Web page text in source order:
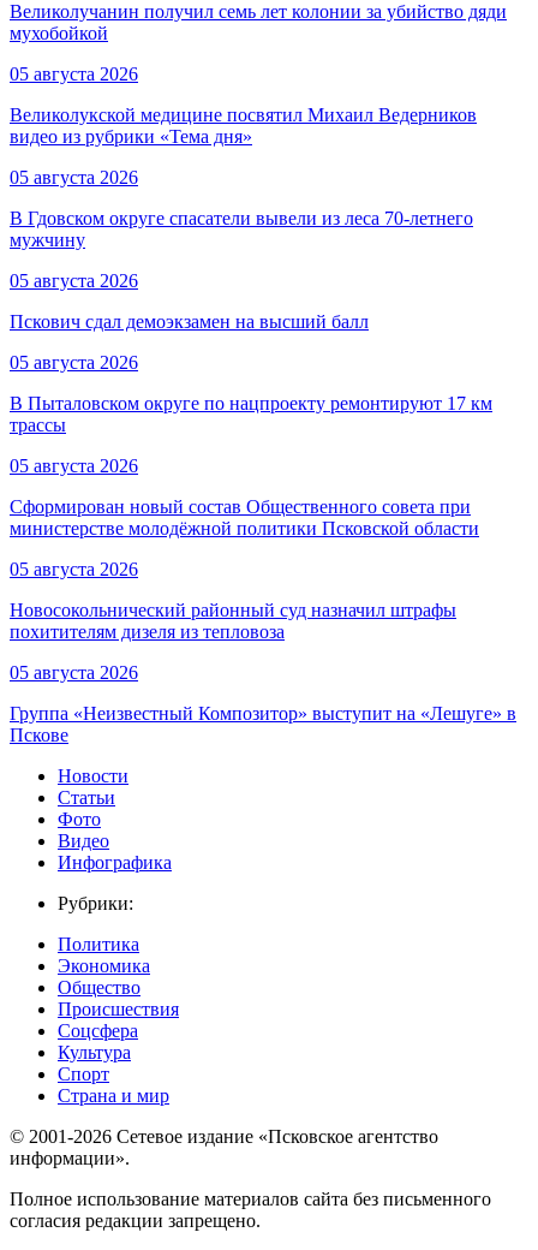
Великолучанин получил семь лет колонии за убийство дяди
мухобойкой
05 августа 2026
Великолукской медицине посвятил Михаил Ведерников
видео из рубрики «Тема дня»
05 августа 2026
В Гдовском округе спасатели вывели из леса 70-летнего
мужчину
05 августа 2026
Пскович сдал демоэкзамен на высший балл
05 августа 2026
В Пыталовском округе по нацпроекту ремонтируют 17 км
трассы
05 августа 2026
Сформирован новый состав Общественного совета при
министерстве молодёжной политики Псковской области
05 августа 2026
Новосокольнический районный суд назначил штрафы
похитителям дизеля из тепловоза
05 августа 2026
Группа «Неизвестный Композитор» выступит на «Лешуге» в
Пскове
Новости
Статьи
Фото
Видео
Инфографика
Рубрики:
Политика
Экономика
Общество
Происшествия
Соцсфера
Культура
Спорт
Страна и мир
© 2001-2026 Сетевое издание «Псковское агентство
информации».
Полное использование материалов сайта без письменного
согласия редакции запрещено.